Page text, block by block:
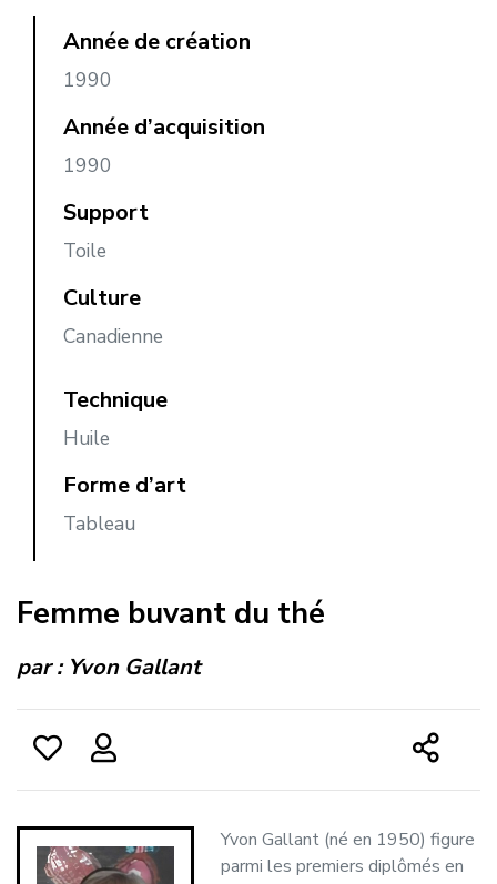
Année de création
1990
Année d’acquisition
1990
Support
Toile
Culture
Canadienne
Technique
Huile
Forme d’art
Tableau
Femme buvant du thé
par : Yvon Gallant
Yvon Gallant (né en 1950) figure
parmi les premiers diplômés en